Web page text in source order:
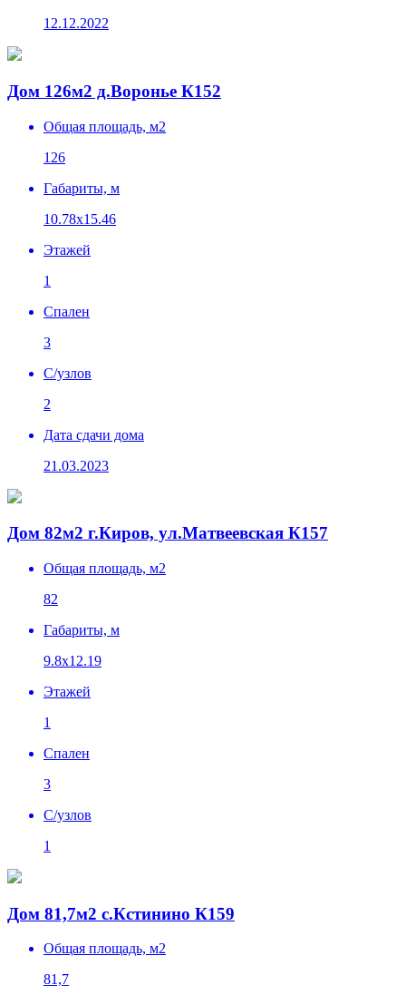
12.12.2022
Дом 126м2 д.Воронье К152
Общая площадь, м2
126
Габариты, м
10.78х15.46
Этажей
1
Спален
3
C/узлов
2
Дата сдачи дома
21.03.2023
Дом 82м2 г.Киров, ул.Матвеевская К157
Общая площадь, м2
82
Габариты, м
9.8х12.19
Этажей
1
Спален
3
C/узлов
1
Дом 81,7м2 с.Кстинино К159
Общая площадь, м2
81,7